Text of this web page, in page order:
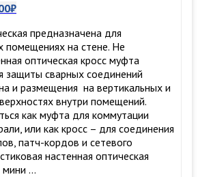
₽
предназначена для
помещениях на стене. Не
оптическая кросс муфта
защиты сварных соединений
и размещения на вертикальных и
внутри помещений.
как муфта для коммутации
или как кросс – для соединения
патч-кордов и сетевого
настенная оптическая
мини …